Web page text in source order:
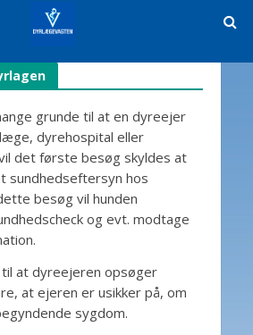
grunde til at en dyreejer
dyrehospital eller
det første besøg skyldes at
sundhedseftersyn hos
besøg vil hunden
og evt. modtage
til at dyreejeren opsøger
at ejeren er usikker på, om
sygdom.